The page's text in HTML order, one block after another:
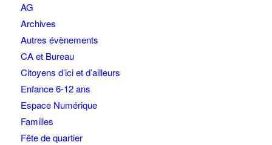
AG
Archives
Autres évènements
CA et Bureau
Citoyens d’ici et d’ailleurs
Enfance 6-12 ans
Espace Numérique
Familles
Fête de quartier